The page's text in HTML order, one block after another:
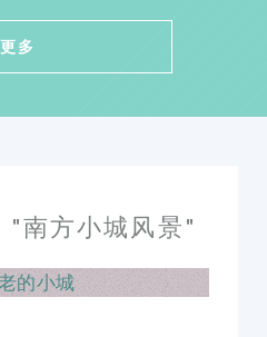
更多
"南方小城风景"